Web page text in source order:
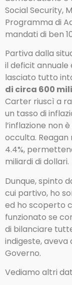
Social Security,
Programma di
mandati di ben
Partiva dalla
il deficit annuale
lasciato tutto
di circa 600
Carter riuscì a
un tasso di
l’inflazione non
occulta. Reagan
4.4%,
miliardi di dollari.
Dunque, spinto
cui partivo, ho
ed ho scoperto
funzionato se
di bilanciare
indigeste, aveva
Governo.
Vediamo altri